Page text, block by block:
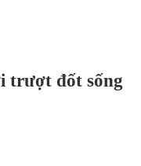
trượt đốt sống